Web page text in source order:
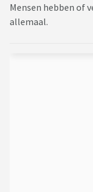
Mensen hebben of
allemaal.